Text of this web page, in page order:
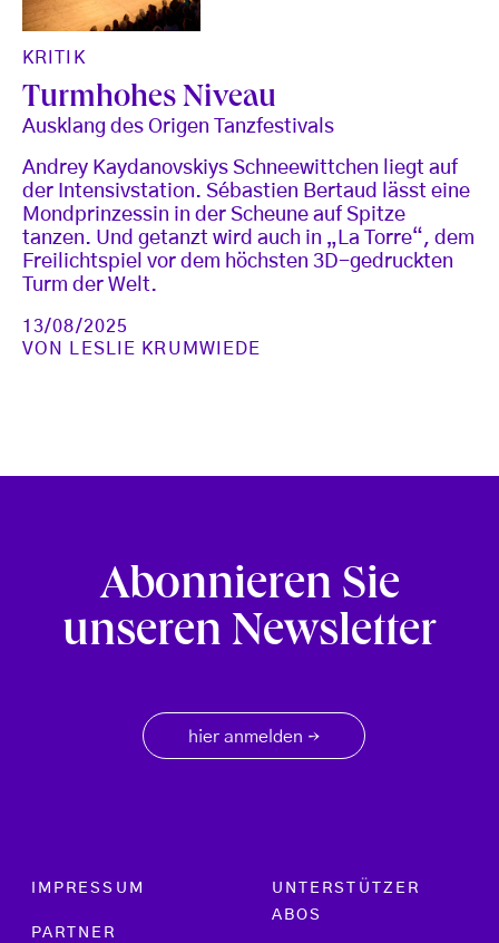
KRITIK
Turmhohes Niveau
Ausklang des Origen Tanzfestivals
Andrey Kaydanovskiys Schneewittchen liegt auf
der Intensivstation. Sébastien Bertaud lässt eine
Mondprinzessin in der Scheune auf Spitze
tanzen. Und getanzt wird auch in „La Torre“, dem
Freilichtspiel vor dem höchsten 3D-gedruckten
Turm der Welt.
13/08/2025
VON
LESLIE KRUMWIEDE
Abonnieren Sie
unseren Newsletter
hier anmelden →
Footer menu
IMPRESSUM
PARTNER
UNTERSTÜTZER
ABOS